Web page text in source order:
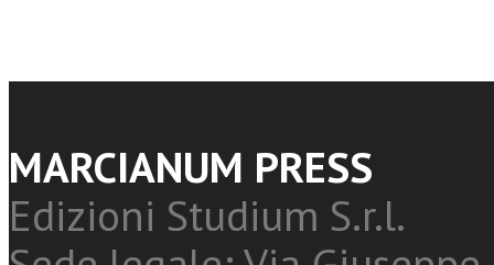
MARCIANUM PRESS
Edizioni Studium S.r.l.